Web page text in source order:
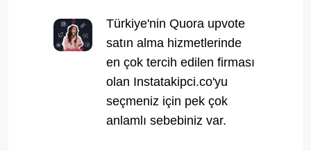
Türkiye'nin Quora upvote
satın alma hizmetlerinde
en çok tercih edilen firması
olan Instatakipci.co'yu
seçmeniz için pek çok
anlamlı sebebiniz var.